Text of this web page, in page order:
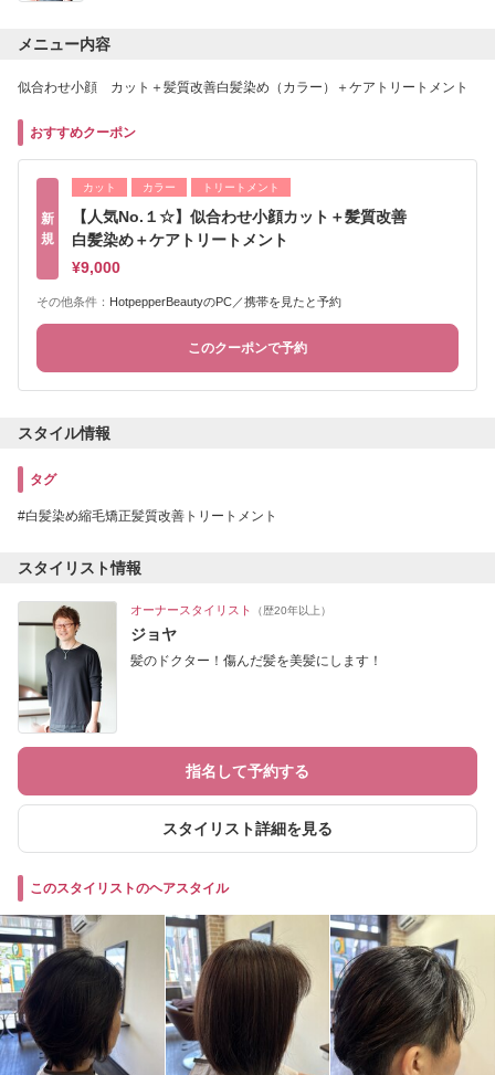
メニュー内容
似合わせ小顔 カット＋髪質改善白髪染め（カラー）＋ケアトリートメント
おすすめクーポン
新
規
カット カラー トリートメント
【人気No.１☆】似合わせ小顔カット＋髪質改善
白髪染め＋ケアトリートメント
¥9,000
その他条件： HotpepperBeautyのPC／携帯を見たと予約
このクーポンで予約
スタイル情報
タグ
白髪染め縮毛矯正髪質改善トリートメント
スタイリスト情報
オーナースタイリスト （歴20年以上）
ジョヤ
髪のドクター！傷んだ髪を美髪にします！
指名して予約する
スタイリスト詳細を見る
このスタイリストのヘアスタイル